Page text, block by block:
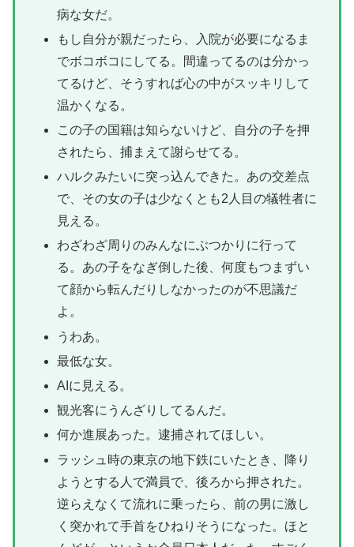
病な女だ。
もし自分が親だったら、入院が必要になるま
でボコボコにしてる。間違ってるのは分かっ
てるけど、そうすれば心の中がスッキリして
温かくなる。
この子の国籍は知らないけど、自分の子を押
されたら、捕まえて謝らせてる。
ハルクみたいに突っ込んできた。あの交差点
で、その女の子は少なくとも2人目の犠牲者に
見える。
わざわざ周りのみんなにぶつかりに行って
る。あの子をなぎ倒した後、何度もつまずい
て顔から転んだりしなかったのが不思議だ
よ。
うわあ。
最低な女。
AIに見える。
観光客にうんざりしてるんだ。
何か進展あった。逮捕されてほしい。
ラッシュ時の東京の地下鉄にいたとき、降り
ようとする人で満員で、後ろから押された。
逆らえなくて流れに乗ったら、前の男に激し
く突かれて手首をひねりそうになった。ほと